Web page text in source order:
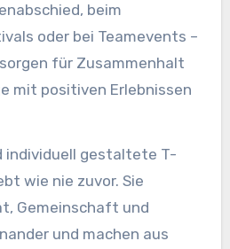
beim
oder bei Teamevents –
für Zusammenhalt
mit positiven Erlebnissen
individuell gestaltete T-
wie nie zuvor. Sie
Gemeinschaft und
und machen aus